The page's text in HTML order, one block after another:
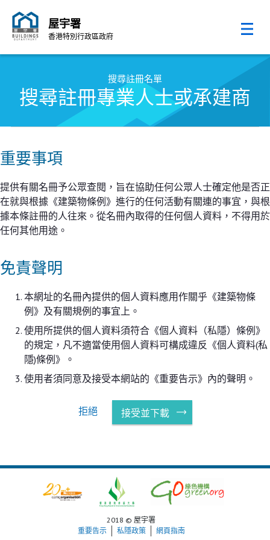
屋宇署
香港特別行政區政府
搜尋註冊名單
搜尋註冊專業人士或承建商
重要事項
提供有關名冊予公眾查閱，旨在協助任何公眾人士確定他是否正
在就與根據《建築物條例》進行的任何活動有關連的事宜，與根
據本條註冊的人往來。從名冊內取得的任何個人資料，不得用於
任何其他用途。
免責聲明
本網址的名冊內提供的個人資料應用作關乎《建築物條
例》及有關規例的事宜上。
使用所提供的個人資料須符合《個人資料（私隱）條例》
的規定，凡不適當使用個人資料可構成違反《個人資料(私
隱)條例》。
使用者須同意及接受本網站的《重要告示》內的聲明。
拒絕 接受並下載
2018 © 屋宇署
重要告示
私隱政策 網頁指南